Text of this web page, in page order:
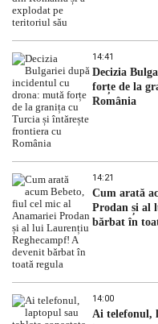
14:41
Decizia
forțe de la
România
14:21
Cum arată
Prodan și al
bărbat în
14:00
Ai telefonul,